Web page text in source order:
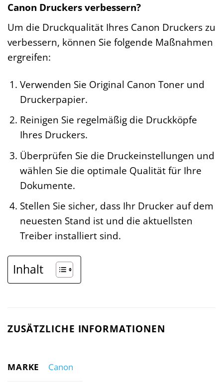
Canon Druckers verbessern?
Um die Druckqualität Ihres Canon Druckers zu
verbessern, können Sie folgende Maßnahmen
ergreifen:
Verwenden Sie Original Canon Toner und
Druckerpapier.
Reinigen Sie regelmäßig die Druckköpfe
Ihres Druckers.
Überprüfen Sie die Druckeinstellungen und
wählen Sie die optimale Qualität für Ihre
Dokumente.
Stellen Sie sicher, dass Ihr Drucker auf dem
neuesten Stand ist und die aktuellsten
Treiber installiert sind.
Inhalt
ZUSÄTZLICHE INFORMATIONEN
MARKE Canon